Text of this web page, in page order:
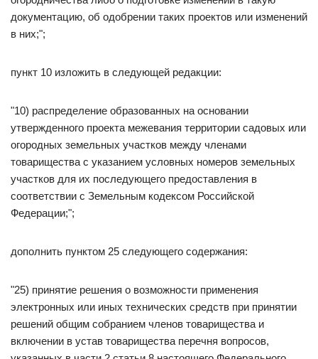
документацию, об одобрении таких проектов или изменений
в них;";
пункт 10 изложить в следующей редакции:
"10) распределение образованных на основании
утвержденного проекта межевания территории садовых или
огородных земельных участков между членами
товарищества с указанием условных номеров земельных
участков для их последующего предоставления в
соответствии с Земельным кодексом Российской
Федерации;";
дополнить пунктом 25 следующего содержания:
"25) принятие решения о возможности применения
электронных или иных технических средств при принятии
решений общим собранием членов товарищества и
включении в устав товарищества перечня вопросов,